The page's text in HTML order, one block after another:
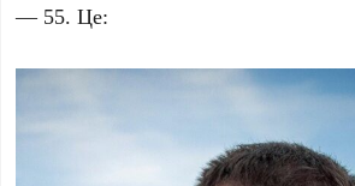
— 55. Це: